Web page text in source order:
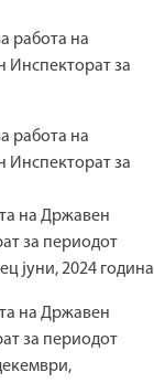
работа на
Инспекторат за
работа на
Инспекторат за
на Државен
за периодот
јуни, 2024 година
на Државен
за периодот